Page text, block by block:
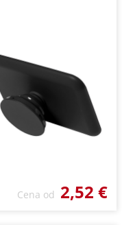
Cena od 2,52 €